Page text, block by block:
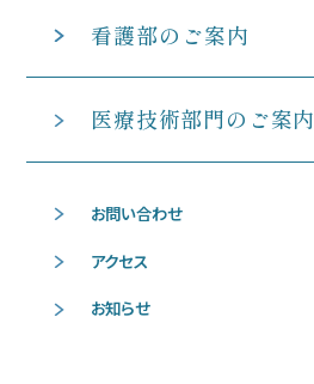
看護部のご案内
医療技術部門のご案内
お問い合わせ
アクセス
お知らせ